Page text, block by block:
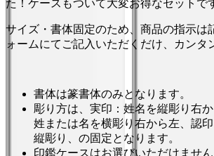
た！ケースもついて大変お得なセットで
サイズ・書体固定のため、商品の指示は
ォームにてご記入いただくだけ、カンタ
書体は篆書体のみとなります。
彫り方は、実印：姓名を縦彫り右か
姓または名を横彫り右から左、認
縦彫り、の固定となります。
印鑑ケースはお選びいただけません